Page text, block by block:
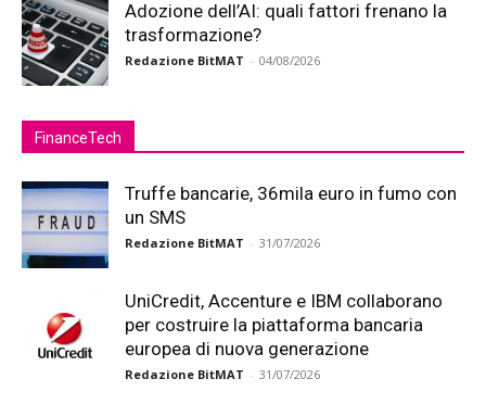
Adozione dell’AI: quali fattori frenano la
trasformazione?
Redazione BitMAT - 04/08/2026
FinanceTech
Truffe bancarie, 36mila euro in fumo con
un SMS
Redazione BitMAT - 31/07/2026
UniCredit, Accenture e IBM collaborano
per costruire la piattaforma bancaria
europea di nuova generazione
Redazione BitMAT - 31/07/2026